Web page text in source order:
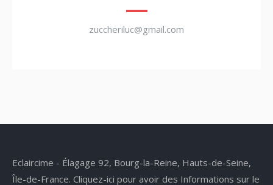
zuccheriluc@gmail.com
Eclaircime - Élagage 92, Bourg-la-Reine, Hauts-de-Seine,
Île-de-France. Cliquez-ici pour avoir des Informations sur le